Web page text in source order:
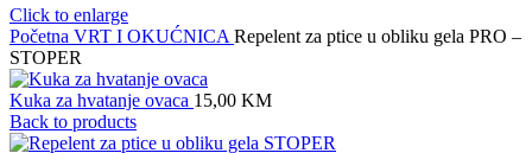
Click to enlarge
Početna VRT I OKUĆNICA Repelent za ptice u obliku gela PRO –
STOPER
Kuka za hvatanje ovaca 15,00 KM
Back to products